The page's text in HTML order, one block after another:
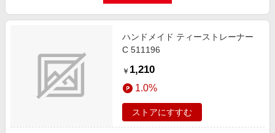
ハンドメイド ティーストレーナー
C 511196
￥ 1,210
1.0%
ストアにすすむ